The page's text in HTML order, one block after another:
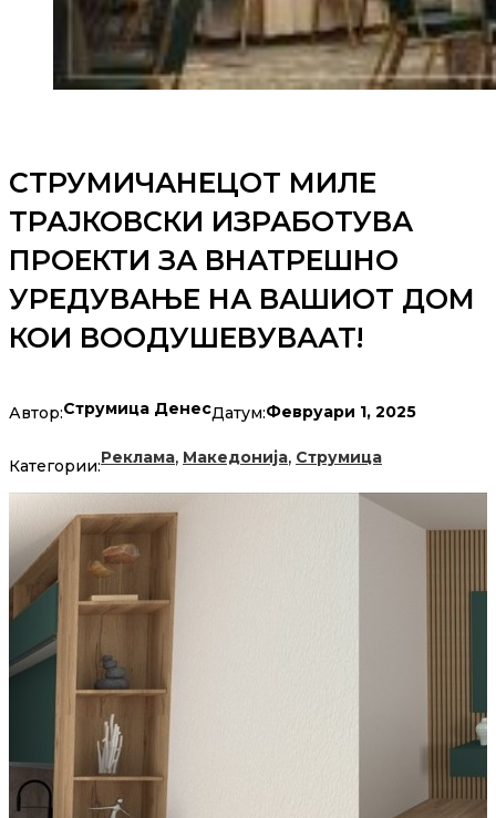
СТРУМИЧАНЕЦОТ МИЛЕ
ТРАЈКОВСКИ ИЗРАБОТУВА
ПРОЕКТИ ЗА ВНАТРЕШНО
УРЕДУВАЊЕ НА ВАШИОТ ДОМ
КОИ ВООДУШЕВУВААТ!
Автор:Струмица ДенесДатум:Февруари 1, 2025
Категории:Реклама, Македонија, Струмица